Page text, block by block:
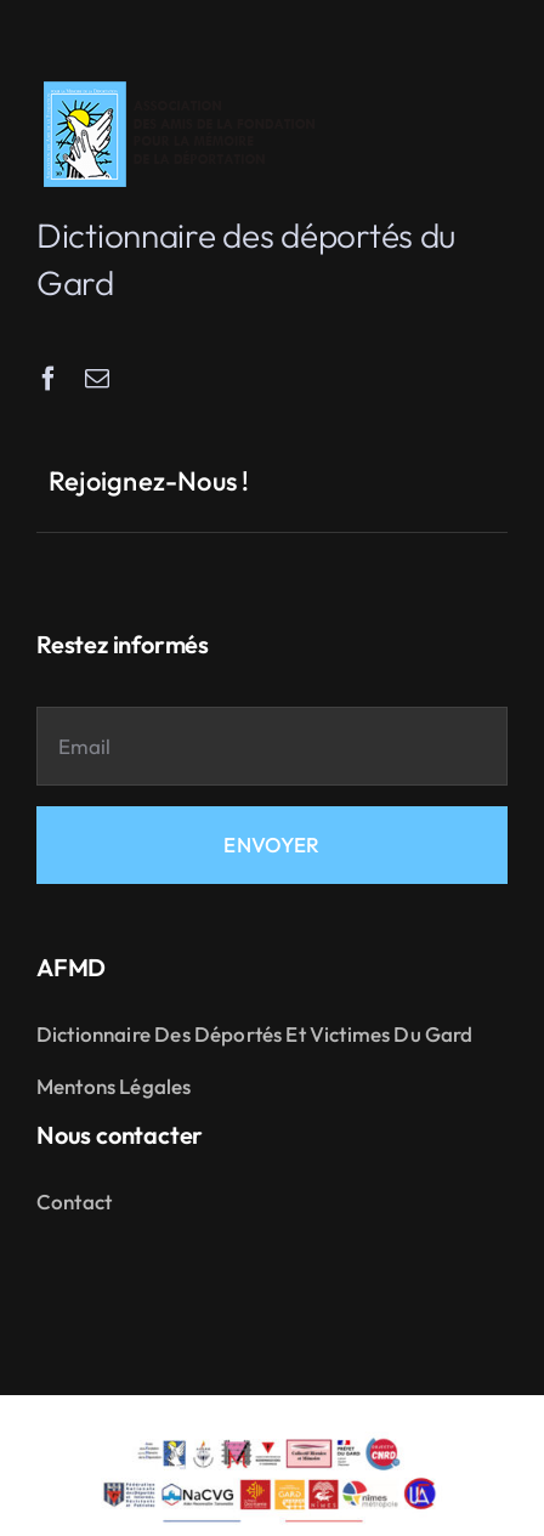
Dictionnaire des déportés du
Gard
Rejoignez-Nous !
Restez informés
ENVOYER
AFMD
Dictionnaire Des Déportés Et Victimes Du Gard
Mentons Légales
Nous contacter
Contact